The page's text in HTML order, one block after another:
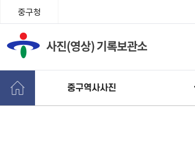
중구청
중구역사사진